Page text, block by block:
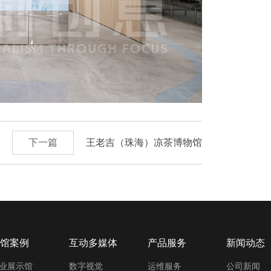
下一篇 王老吉（珠海）凉茶博物馆
案例
展示馆
互动多媒体
数字视觉
产品服务
运维服务
新闻动态
公司新闻